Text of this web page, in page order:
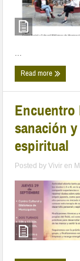
...
Read more
Encuentro
sanación
espiritual
Posted byVivir en